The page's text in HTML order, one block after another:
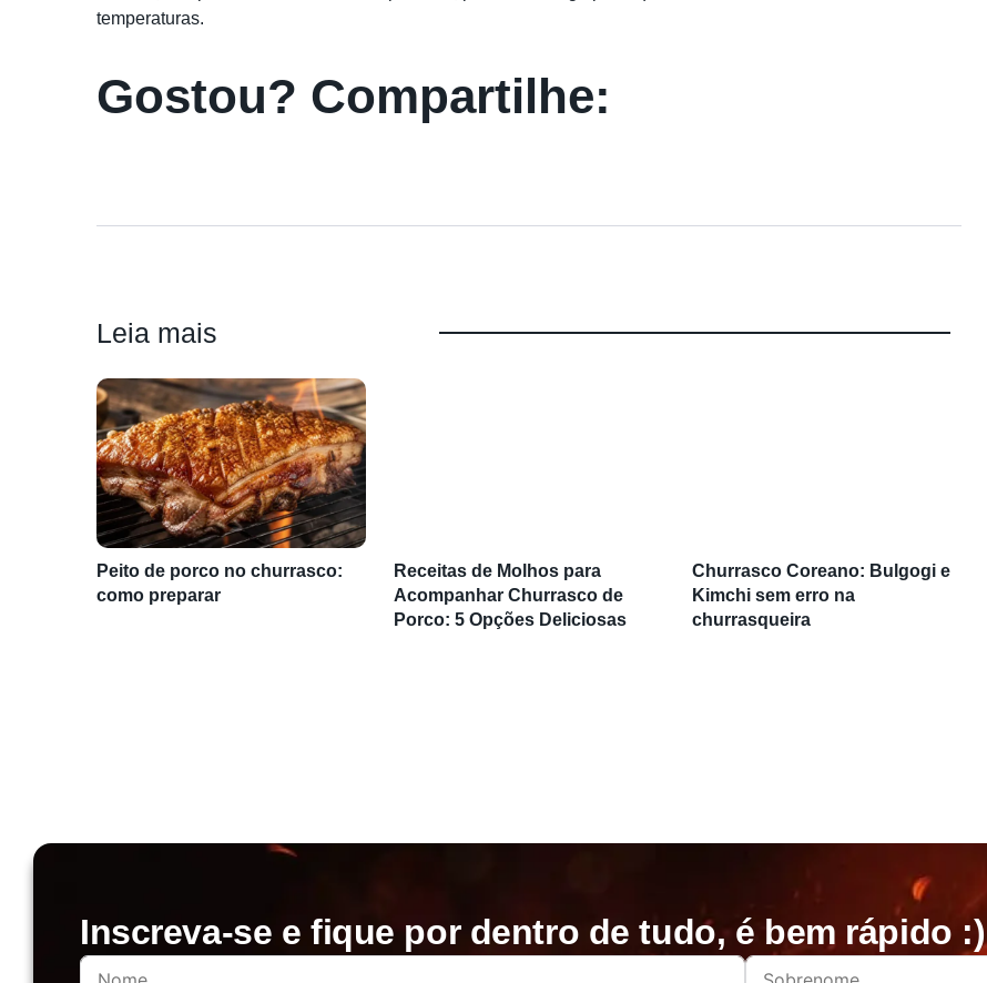
temperaturas.
Gostou? Compartilhe:
Leia mais
Peito de porco no churrasco:
como preparar
Receitas de Molhos para
Acompanhar Churrasco de
Porco: 5 Opções Deliciosas
Churrasco Coreano: Bulgogi e
Kimchi sem erro na
churrasqueira
Inscreva-se e fique por dentro de tudo, é bem rápido :)